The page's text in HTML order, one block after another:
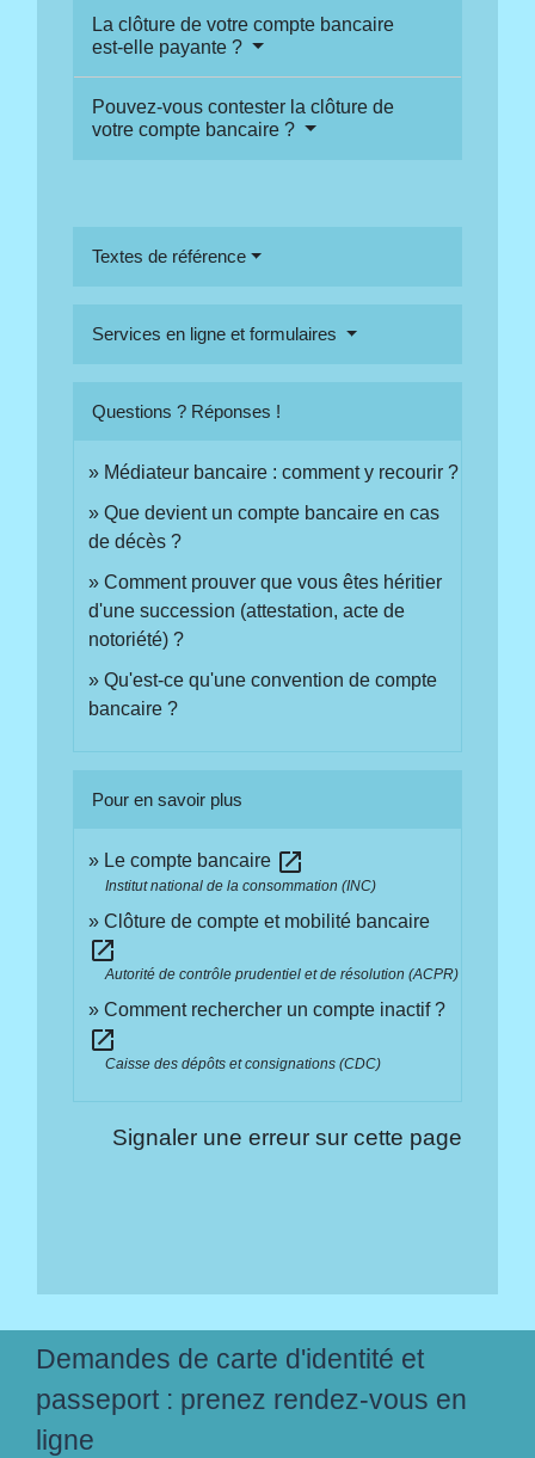
La clôture de votre compte bancaire
est-elle payante ?
Pouvez-vous contester la clôture de
votre compte bancaire ?
Textes de référence
Services en ligne et formulaires
Questions ? Réponses !
Médiateur bancaire : comment y recourir ?
Que devient un compte bancaire en cas
de décès ?
Comment prouver que vous êtes héritier
d'une succession (attestation, acte de
notoriété) ?
Qu'est-ce qu'une convention de compte
bancaire ?
Pour en savoir plus
Le compte bancaire open_in_new
Institut national de la consommation (INC)
Clôture de compte et mobilité bancaire
open_in_new
Autorité de contrôle prudentiel et de résolution (ACPR)
Comment rechercher un compte inactif ?
open_in_new
Caisse des dépôts et consignations (CDC)
Signaler une erreur sur cette page
Demandes de carte d'identité et
passeport : prenez rendez-vous en
ligne